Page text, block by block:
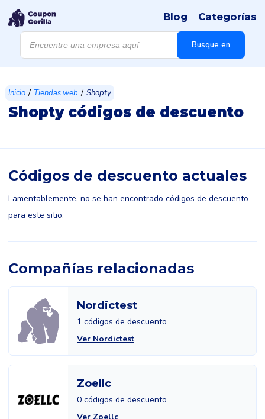
Búsqueda
productos
Busque en
Blog Categorías
Inicio / Tiendas web / Shopty
Shopty códigos de descuento
Códigos de descuento actuales
Lamentablemente, no se han encontrado códigos de descuento
para este sitio.
Compañías relacionadas
Nordictest
1 códigos de descuento
Ver Nordictest
Zoellc
0 códigos de descuento